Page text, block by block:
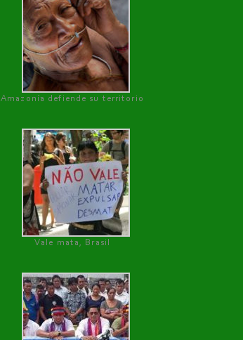
Amazonía defiende su territorio
Vale mata, Brasil